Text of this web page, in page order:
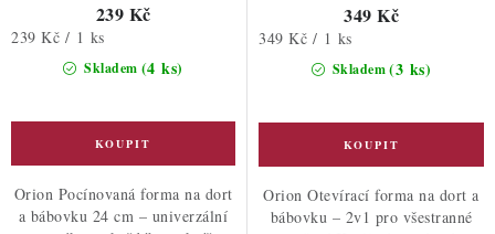
Skladem (4 ks)
239 Kč
Měrná
239 Kč / 1 ks
Orion Pocínovaná forma na dort
a bábovku 24 cm – univerzální
Skladem(3 ks)
349 Kč
Měrná
349 Kč / 1 ks
Orion Otevírací forma na dort a
bábovku – 2v1 pro všestranné